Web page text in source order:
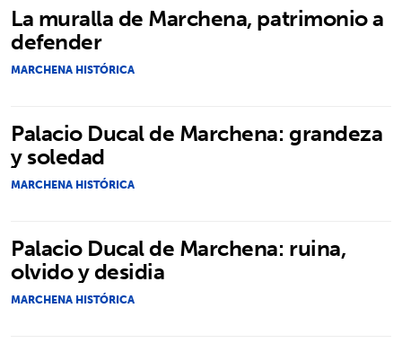
La muralla de Marchena, patrimonio a
defender
MARCHENA HISTÓRICA
Palacio Ducal de Marchena: grandeza
y soledad
MARCHENA HISTÓRICA
Palacio Ducal de Marchena: ruina,
olvido y desidia
MARCHENA HISTÓRICA